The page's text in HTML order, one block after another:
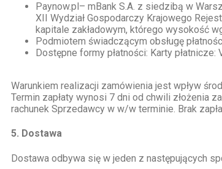
Paynow.pl– mBank S.A. z siedzibą w
XII Wydział Gospodarczy Krajowego
kapitale zakładowym, którego wysokość
Podmiotem świadczącym obsługę
Dostępne formy płatności: Karty
Warunkiem realizacji zamówienia jest wpływ
Termin zapłaty wynosi 7 dni od chwili złożenia
rachunek Sprzedawcy w w/w terminie. Brak
5. Dostawa
Dostawa odbywa się w jeden z następujących